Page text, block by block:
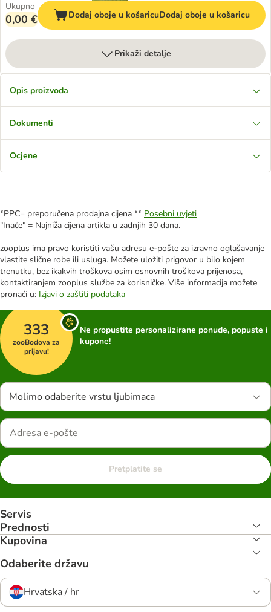
Ukupno
0,00 € Dodaj oboje u košaricuDodaj oboje u košaricu
Prikaži detalje
Opis proizvoda
Dokumenti
Ocjene
*PPC= preporučena prodajna cijena ** Posebni uvjeti
"Inače" = Najniža cijena artikla u zadnjih 30 dana.
zooplus ima pravo koristiti vašu adresu e-pošte za izravno oglašavanje
vlastite slične robe ili usluga. Možete uložiti prigovor u bilo kojem
trenutku, bez ikakvih troškova osim osnovnih troškova prijenosa,
kontaktiranjem zooplus službe za korisničke. Više informacija možete
pronaći u: Izjavi o zaštiti podataka
333
zooBodova za
prijavu!
Ne propustite personalizirane ponude, popuste i
kupone!
Molimo odaberite vrstu ljubimaca
Pretplatite se
Servis
Prednosti
Kupovina
Odaberite državu
Hrvatska / hr